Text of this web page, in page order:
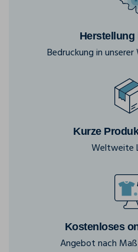
Herstellung
Bedruckung in
Kurze
Weltweite
Kostenloses
Angebot nach